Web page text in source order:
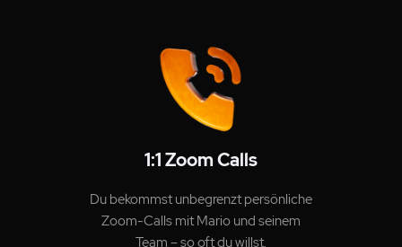
1:1 Zoom Calls
Du bekommst unbegrenzt persönliche
Zoom-Calls mit Mario und seinem
Team – so oft du willst.